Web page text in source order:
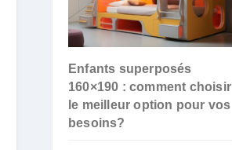
Enfants superposés
160×190 : comment choisir
le meilleur option pour vos
besoins?